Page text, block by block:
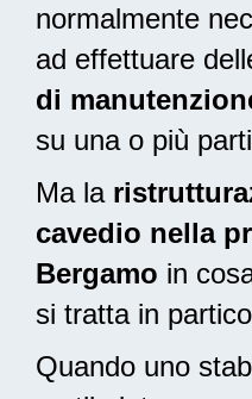
normalmente
ad effettuare
di
su una o più
Ma la
cavedio nella
Bergamo in
si tratta in
Quando uno